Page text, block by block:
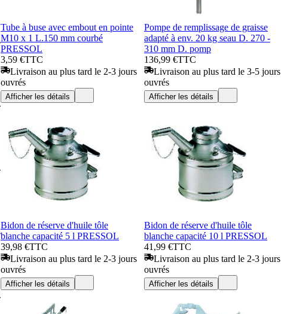
Tube à buse avec embout en pointe
M10 x 1 L.150 mm courbé
PRESSOL
3,59 €TTC
Livraison au plus tard le 2-3 jours
ouvrés
Afficher les détails
Pompe de remplissage de graisse
adapté à env. 20 kg seau D. 270 -
310 mm D. pomp
136,99 €TTC
Livraison au plus tard le 3-5 jours
ouvrés
Afficher les détails
Bidon de réserve d'huile tôle
blanche capacité 5 l PRESSOL
39,98 €TTC
Livraison au plus tard le 2-3 jours
ouvrés
Afficher les détails
Bidon de réserve d'huile tôle
blanche capacité 10 l PRESSOL
41,99 €TTC
Livraison au plus tard le 2-3 jours
ouvrés
Afficher les détails